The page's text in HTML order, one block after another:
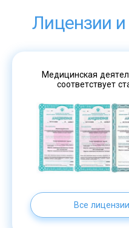
Лицензии
Медицинская
соответствует
Все